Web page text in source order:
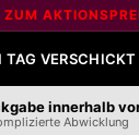
AKTIONSPREIS
TAG VERSCHICKT
innerhalb
Abwicklung